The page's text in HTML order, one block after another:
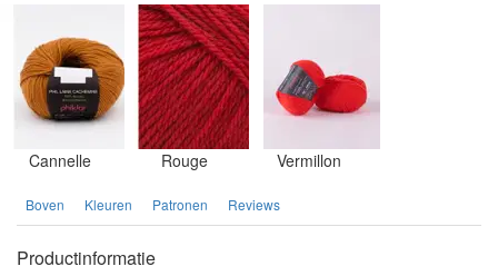
Cannelle Rouge Vermillon
Boven Kleuren Patronen Reviews
Productinformatie